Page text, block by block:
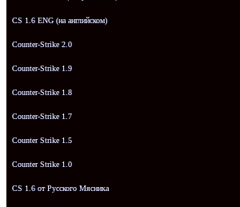
CS 1.6 ENG (на английском)
Counter-Strike 2.0
Counter-Strike 1.9
Counter-Strike 1.8
Counter-Strike 1.7
Counter Strike 1.5
Counter Strike 1.0
CS 1.6 от Русского Мясника